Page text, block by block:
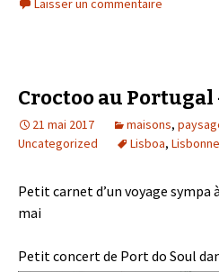
Laisser un commentaire
Croctoo au Portugal
21 mai 2017 maisons,
Uncategorized
Lisboa, Lisbonne
Petit carnet d’un voyage
mai
Petit concert de Port do Soul